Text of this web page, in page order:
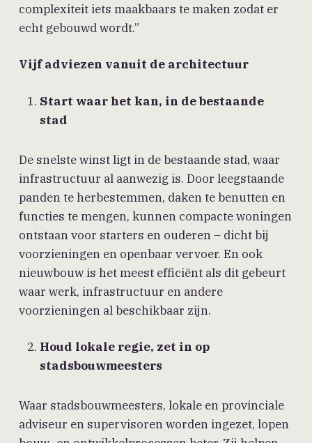
complexiteit iets maakbaars te maken zodat er
echt gebouwd wordt.”
Vijf adviezen vanuit de architectuur
Start waar het kan, in de bestaande
stad
De snelste winst ligt in de bestaande stad, waar
infrastructuur al aanwezig is. Door leegstaande
panden te herbestemmen, daken te benutten en
functies te mengen, kunnen compacte woningen
ontstaan voor starters en ouderen – dicht bij
voorzieningen en openbaar vervoer. En ook
nieuwbouw is het meest efficiënt als dit gebeurt
waar werk, infrastructuur en andere
voorzieningen al beschikbaar zijn.
Houd lokale regie, zet in op
stadsbouwmeesters
Waar stadsbouwmeesters, lokale en provinciale
adviseur en supervisoren worden ingezet, lopen